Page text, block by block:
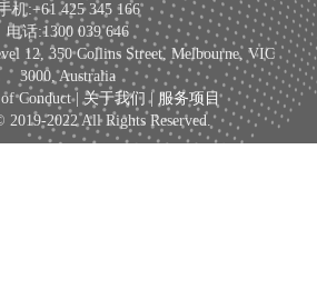
机:+61 425 345 166
电话:1300 039 646
12, 350 Collins Street, Melbourne, VIC
3000, Australia
Conduct |关于我们 | 服务项目
2022 All Rights Reserved.